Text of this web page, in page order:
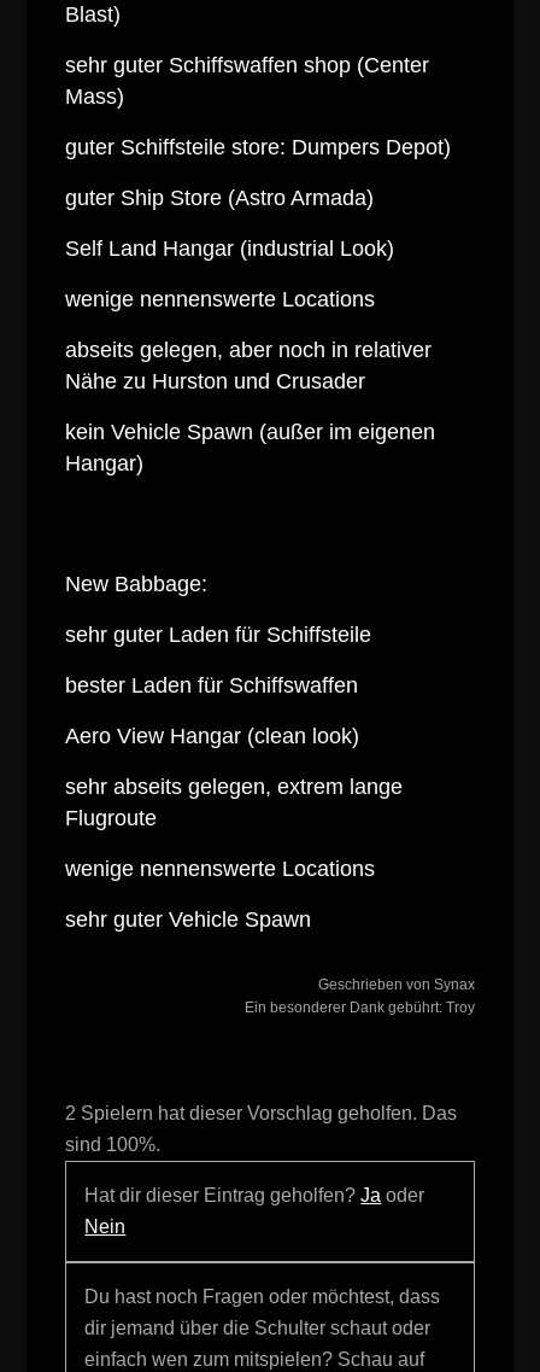
Blast)
sehr guter Schiffswaffen shop (Center
Mass)
guter Schiffsteile store: Dumpers Depot)
guter Ship Store (Astro Armada)
Self Land Hangar (industrial Look)
wenige nennenswerte Locations
abseits gelegen, aber noch in relativer
Nähe zu Hurston und Crusader
kein Vehicle Spawn (außer im eigenen
Hangar)
New Babbage:
sehr guter Laden für Schiffsteile
bester Laden für Schiffswaffen
Aero View Hangar (clean look)
sehr abseits gelegen, extrem lange
Flugroute
wenige nennenswerte Locations
sehr guter Vehicle Spawn
Geschrieben von Synax
Ein besonderer Dank gebührt: Troy
2 Spielern hat dieser Vorschlag geholfen. Das
sind 100%.
Hat dir dieser Eintrag geholfen?Ja oder
Nein
Du hast noch Fragen oder möchtest, dass
dir jemand über die Schulter schaut oder
einfach wen zum mitspielen? Schau auf